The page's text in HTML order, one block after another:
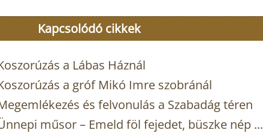
Kapcsolódó cikkek
a Lábas Háznál
a gróf Mikó Imre szobránál
és felvonulás a Szabadág téren
műsor – Emeld föl fejedet, büszke nép ...